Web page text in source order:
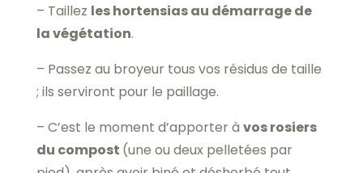
– Taillez les hortensias au démarrage de
la végétation.
– Passez au broyeur tous vos résidus de taille
; ils serviront pour le paillage.
– C’est le moment d’apporter à vos rosiers
du compost (une ou deux pelletées par